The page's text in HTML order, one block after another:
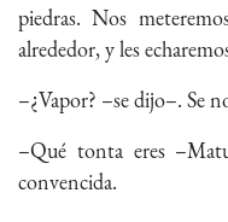
piedras. Nos
alrededor, y les
–¿Vapor? –se dijo–. Se
–Qué tonta eres
convencida.